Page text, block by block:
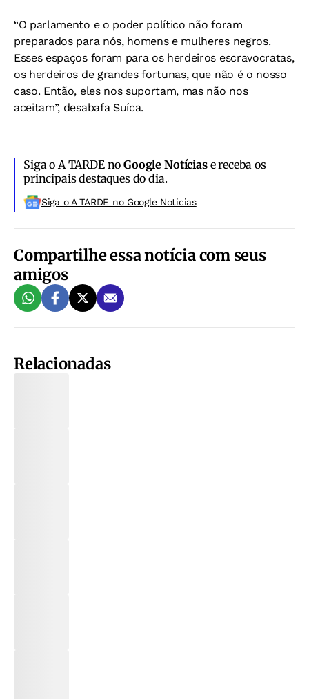
“O parlamento e o poder político não foram
preparados para nós, homens e mulheres negros.
Esses espaços foram para os herdeiros escravocratas,
os herdeiros de grandes fortunas, que não é o nosso
caso. Então, eles nos suportam, mas não nos
aceitam”, desabafa Suíca.
Siga o A TARDE noGoogle Notíciase receba os
principais destaques do dia.
Siga o A TARDE no Google Noticias
Compartilhe essa notícia com seus
amigos
Relacionadas